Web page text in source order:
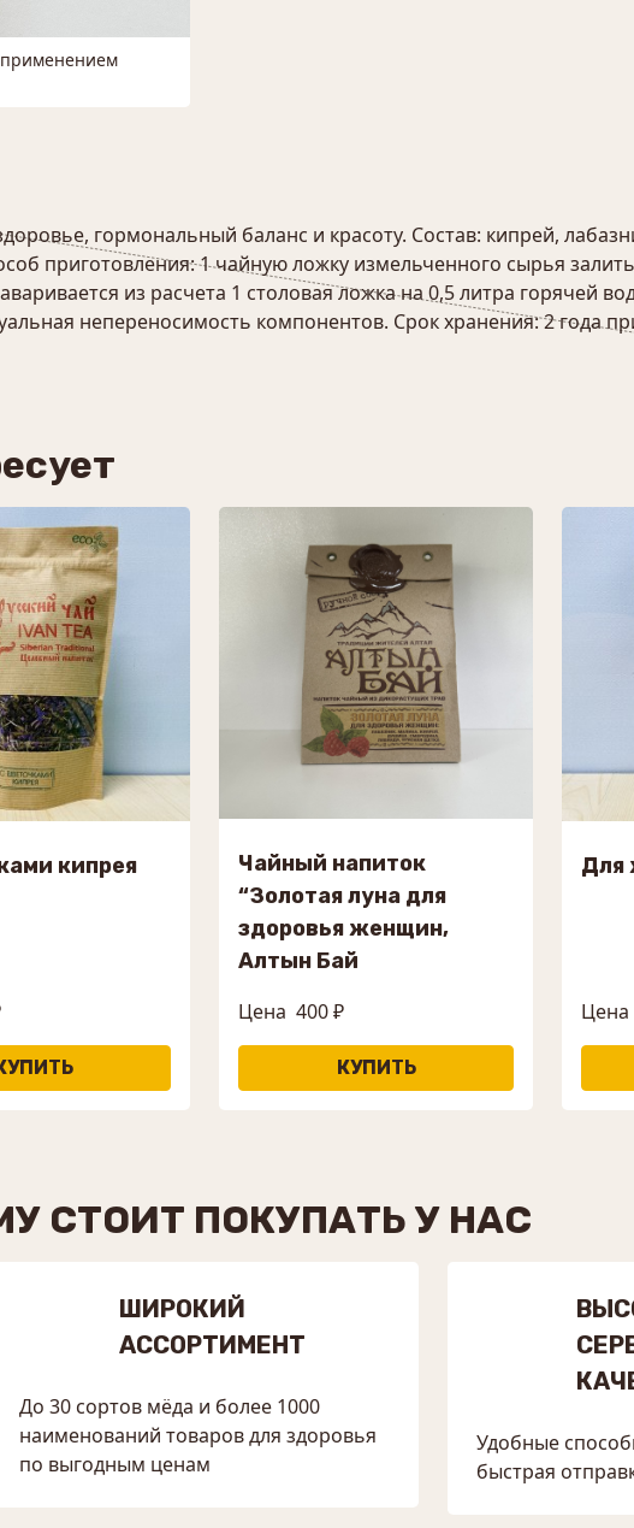
применением
гормональный баланс и красоту. Состав: кипрей,
приготовления: 1 чайную ложку измельченного сырья
из расчета 1 столовая ложка на 0,5 литра горячей
непереносимость компонентов. Срок хранения: 2 года
кипрея
Чайный напиток
“Золотая луна для
здоровья женщин,
Алтын Бай
Цена 400 ₽
Для
Цена
СТОИТ ПОКУПАТЬ У НАС
ШИРОКИЙ
АССОРТИМЕНТ
До 30 сортов мёда и более 1000
наименований товаров для здоровья
по выгодным ценам
Удобные
быстрая